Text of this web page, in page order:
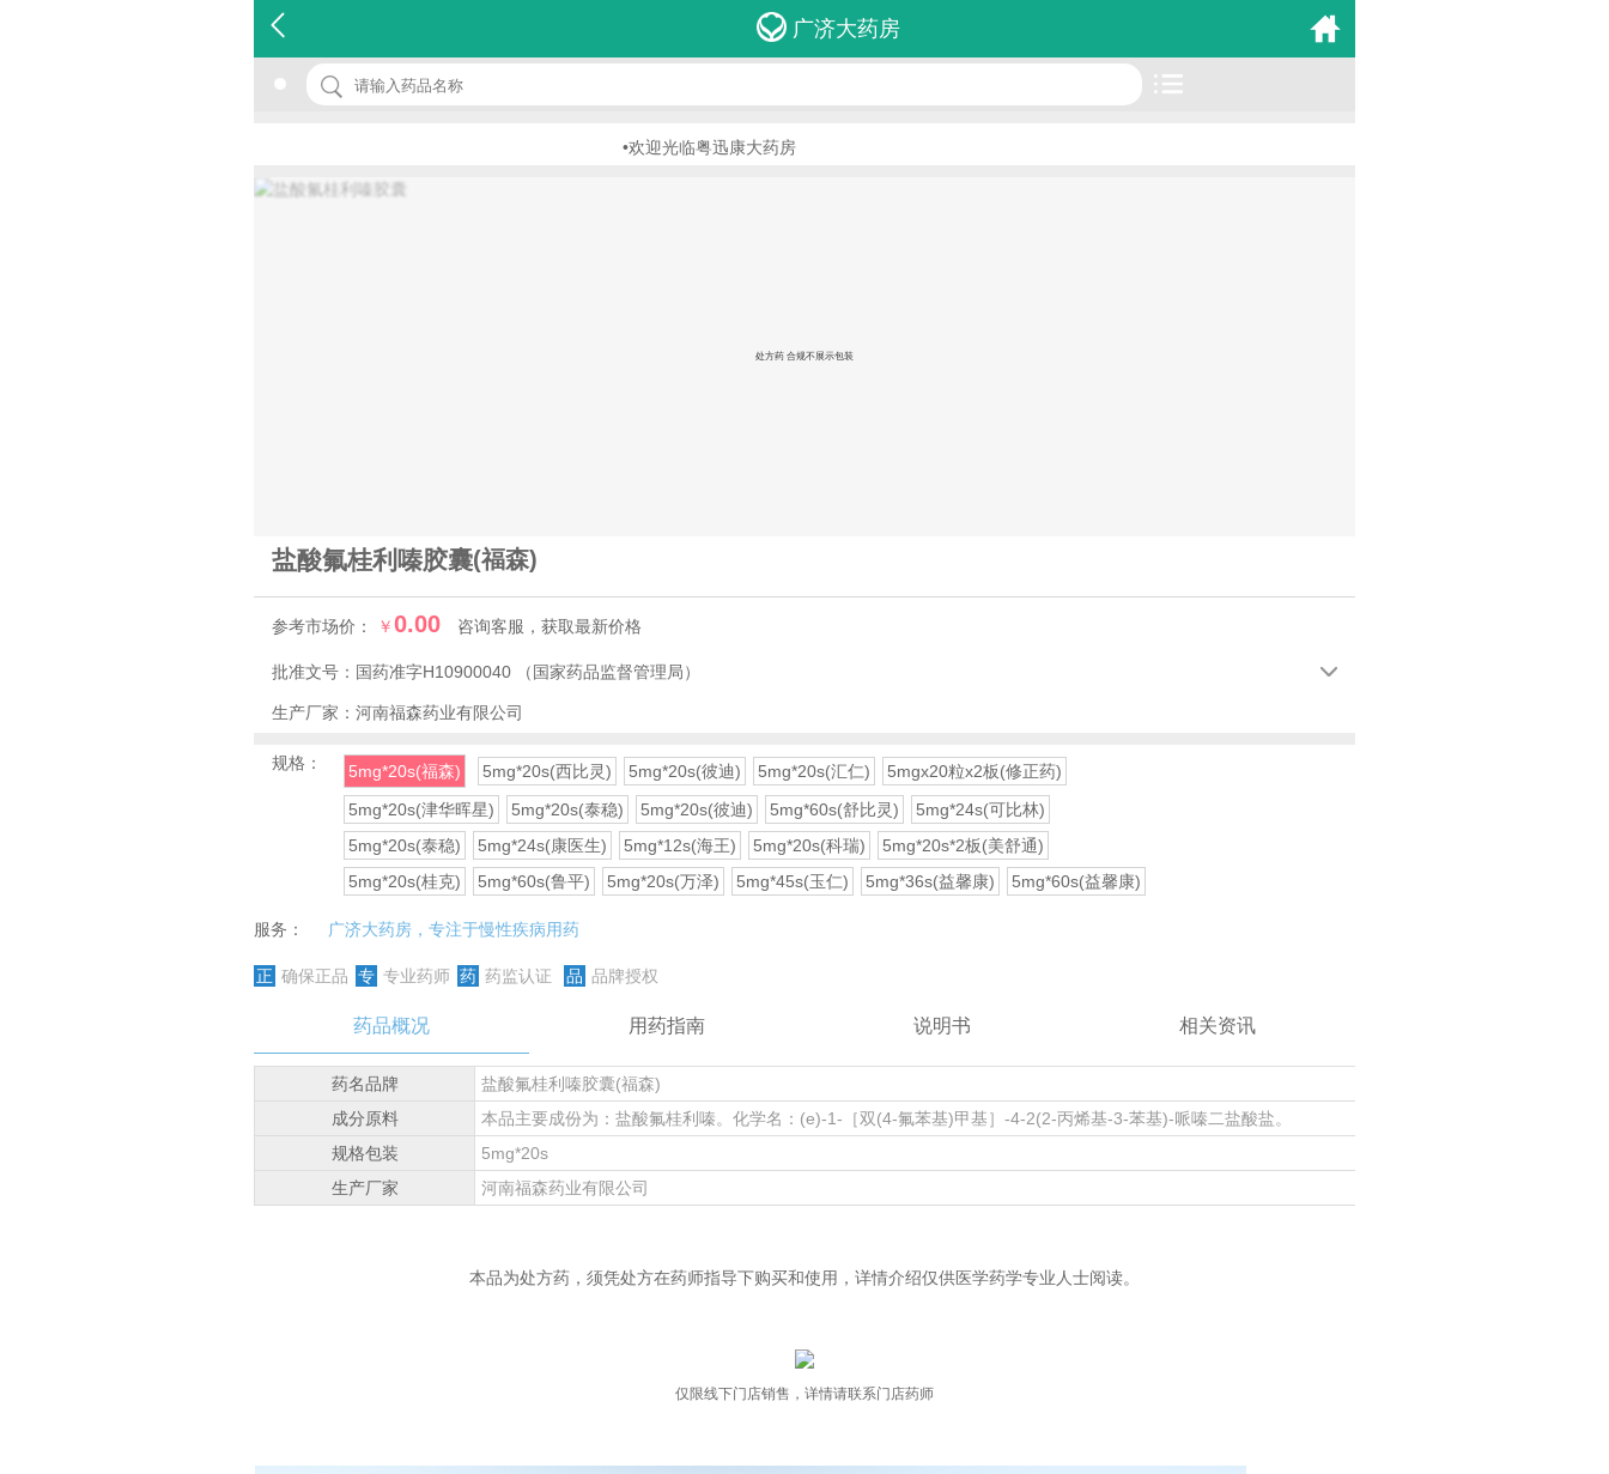
广济大药房
•欢迎光临粤迅康大药房
处方药 合规不展示包装
盐酸氟桂利嗪胶囊(福森)
参考市场价： ￥0.00 咨询客服，获取最新价格
批准文号： 国药准字H10900040 （国家药品监督管理局） 
生产厂家： 河南福森药业有限公司
规格： 5mg*20s(福森) 5mg*20s(西比灵) 5mg*20s(彼迪) 5mg*20s(汇仁)
5mgx20粒x2板(修正药)
5mg*20s(津华晖星)
5mg*20s(泰稳) 5mg*20s(彼迪) 5mg*60s(舒比灵)
5mg*24s(可比林)
5mg*20s(泰稳)
5mg*24s(康医生) 5mg*12s(海王) 5mg*20s(科瑞)
5mg*20s*2板(美舒通)
5mg*20s(桂克)
5mg*60s(鲁平) 5mg*20s(万泽) 5mg*45s(玉仁) 5mg*36s(益馨康) 5mg*60s(益馨康)
服务： 广济大药房，专注于慢性疾病用药
正 确保正品 专 专业药师 药 药监认证 品 品牌授权
药品概况 用药指南 说明书 相关资讯
药名品牌
盐酸氟桂利嗪胶囊(福森)
成分原料
本品主要成份为：盐酸氟桂利嗪。化学名：(e)-1-［双(4-氟苯基)甲基］-4-2(2-丙烯基-3-苯基)-哌嗪二盐酸盐。
规格包装
5mg*20s
生产厂家
河南福森药业有限公司
本品为处方药，须凭处方在药师指导下购买和使用，详情介绍仅供医学药学专业人士阅读。
仅限线下门店销售，详情请联系门店药师